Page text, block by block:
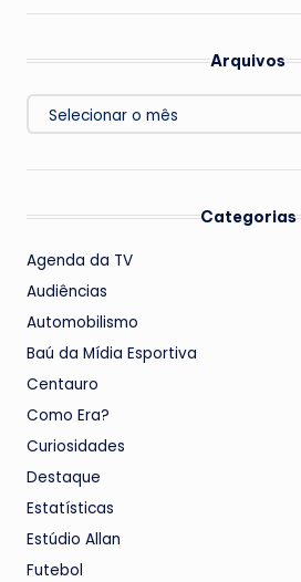
Arquivos
Arquivos
Categorias
Agenda da TV
Audiências
Automobilismo
Baú da Mídia Esportiva
Centauro
Como Era?
Curiosidades
Destaque
Estatísticas
Estúdio Allan
Futebol